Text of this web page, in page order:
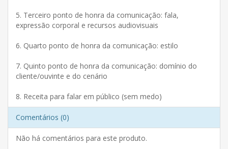
5. Terceiro ponto de honra da comunicação: fala,
expressão corporal e recursos audiovisuais
6. Quarto ponto de honra da comunicação: estilo
7. Quinto ponto de honra da comunicação: domínio do
cliente/ouvinte e do cenário
8. Receita para falar em público (sem medo)
Comentários (0)
Não há comentários para este produto.